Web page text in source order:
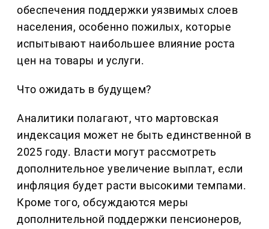
обеспечения поддержки уязвимых слоев
населения, особенно пожилых, которые
испытывают наибольшее влияние роста
цен на товары и услуги.
Что ожидать в будущем?
Аналитики полагают, что мартовская
индексация может не быть единственной в
2025 году. Власти могут рассмотреть
дополнительное увеличение выплат, если
инфляция будет расти высокими темпами.
Кроме того, обсуждаются меры
дополнительной поддержки пенсионеров,